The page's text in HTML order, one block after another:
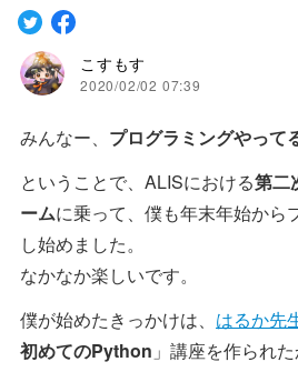
こすもす
2020/02/02 07:39
みんなー、 プログラミングやって
ということで、ALISにおける第二
ームに乗って、僕も年末年始から
し始めました。
なかなか楽しいです。
僕が始めたきっかけは、 はるか先
初めてのPython 」講座を作られ